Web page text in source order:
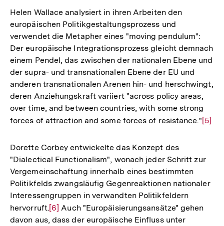
der
Fußnote
Helen Wallace analysiert in ihren Arbeiten den
europäischen Politikgestaltungsprozess und
verwendet die Metapher eines "moving pendulum":
Der europäische Integrationsprozess gleicht demnach
einem Pendel, das zwischen der nationalen Ebene und
der supra- und transnationalen Ebene der EU und
anderen transnationalen Arenen hin- und herschwingt,
deren Anziehungskraft variiert "across policy areas,
over time, and between countries, with some strong
forces of attraction and some forces of resistance."Zur
[5]
Dorette Corbey entwickelte das Konzept des
"Dialectical Functionalism", wonach jeder Schritt zur
Vergemeinschaftung innerhalb eines bestimmten
Politikfelds zwangsläufig Gegenreaktionen nationaler
Interessengruppen in verwandten Politikfeldern
hervorruft.Zur
Auflösung
[6] Auch "Europäisierungsansätze" gehen
davon aus, dass der europäische Einfluss unter